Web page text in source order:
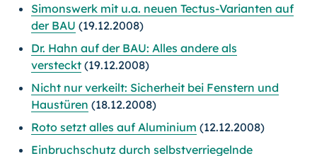
Simonswerk mit u.a. neuen Tectus-Varianten auf
der BAU (19.12.2008)
Dr. Hahn auf der BAU: Alles andere als
versteckt (19.12.2008)
Nicht nur verkeilt: Sicherheit bei Fenstern und
Haustüren (18.12.2008)
Roto setzt alles auf Aluminium (12.12.2008)
Einbruchschutz durch selbstverriegelnde